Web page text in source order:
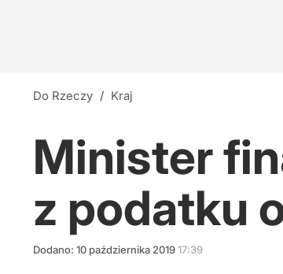
Do Rzeczy / Kraj
Minister
z podatku
Dodano: 10 października 201917:39